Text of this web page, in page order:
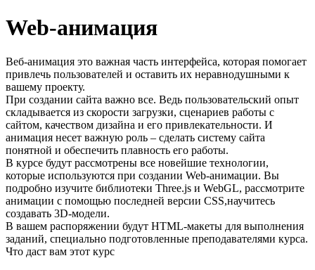
Web-анимация
Веб-анимация это важная часть интерфейса, которая помогает
привлечь пользователей и оставить их неравнодушными к
вашему проекту.
При создании сайта важно все. Ведь пользовательский опыт
складывается из скорости загрузки, сценариев работы с
сайтом, качеством дизайна и его привлекательности. И
анимация несет важную роль – сделать систему сайта
понятной и обеспечить плавность его работы.
В курсе будут рассмотрены все новейшие технологии,
которые используются при создании Web-анимации. Вы
подробно изучите библиотеки Three.js и WebGL, рассмотрите
анимации с помощью последней версии CSS,научитесь
создавать 3D-модели.
В вашем распоряжении будут HTML-макеты для выполнения
заданий, специально подготовленные преподавателями курса.
Что даст вам этот курс